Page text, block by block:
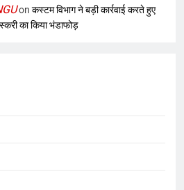
on कस्टम विभाग ने बड़ी कार्रवाई करते हुए
का किया भंडाफोड़